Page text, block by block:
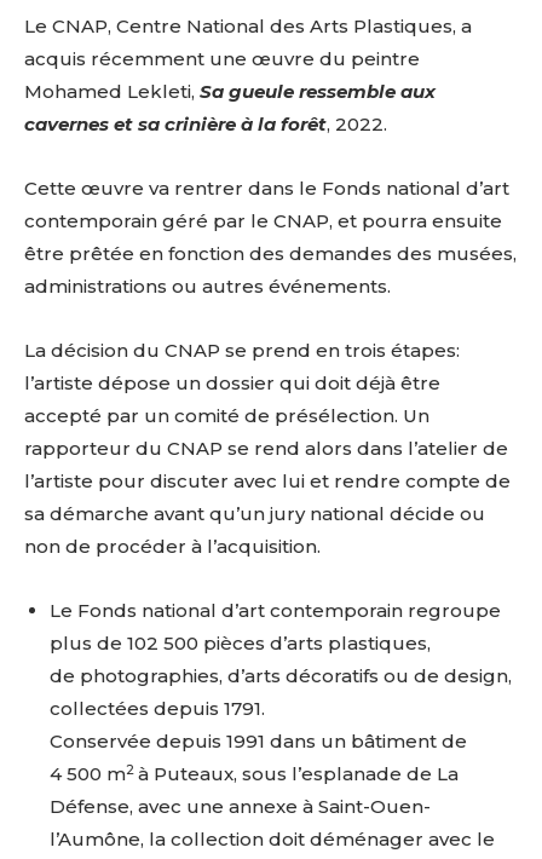
Le CNAP, Centre National des Arts Plastiques, a
acquis récemment une œuvre du peintre
Mohamed Lekleti, Sa gueule ressemble aux
cavernes et sa crinière à la forêt, 2022.
Cette œuvre va rentrer dans le Fonds national d’art
contemporain géré par le CNAP, et pourra ensuite
être prêtée en fonction des demandes des musées,
administrations ou autres événements.
La décision du CNAP se prend en trois étapes:
l’artiste dépose un dossier qui doit déjà être
accepté par un comité de présélection. Un
rapporteur du CNAP se rend alors dans l’atelier de
l’artiste pour discuter avec lui et rendre compte de
sa démarche avant qu’un jury national décide ou
non de procéder à l’acquisition.
Le Fonds national d’art contemporain regroupe
plus de 102 500 pièces d’arts plastiques,
de photographies, d’arts décoratifs ou de design,
collectées depuis 1791.
Conservée depuis 1991 dans un bâtiment de
4 500 m2 à Puteaux, sous l’esplanade de La
Défense, avec une annexe à Saint-Ouen-
l’Aumône, la collection doit déménager avec le